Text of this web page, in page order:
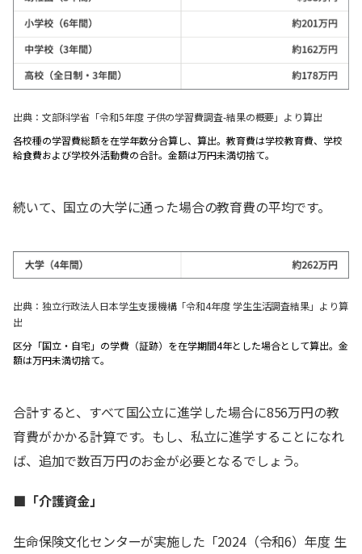
出典：文部科学省「令和5年度 子供の学習費調査-結果の概要」より算出
各校種の学習費総額を在学年数分合算し、算出。教育費は学校教育費、学校
給食費および学校外活動費の合計。金額は万円未満切捨て。
続いて、国立の大学に通った場合の教育費の平均です。
出典：独立行政法人日本学生支援機構「令和4年度 学生生活調査結果」より算
出
区分「国立・自宅」の学費（証跡）を在学期間4年とした場合として算出。金
額は万円未満切捨て。
合計すると、すべて国公立に進学した場合に856万円の教
育費がかかる計算です。もし、私立に進学することになれ
ば、追加で数百万円のお金が必要となるでしょう。
■「介護資金」
生命保険文化センターが実施した「2024（令和6）年度 生